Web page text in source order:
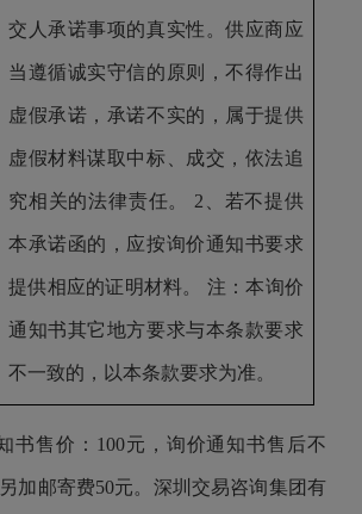
交人承诺事项的真实性。供应商应
当遵循诚实守信的原则，不得作出
虚假承诺，承诺不实的，属于提供
虚假材料谋取中标、成交，依法追
究相关的法律责任。 2、若不提供
本承诺函的，应按询价通知书要求
提供相应的证明材料。 注：本询价
通知书其它地方要求与本条款要求
不一致的，以本条款要求为准。
售价：100元，询价通知书售后不
加邮寄费50元。深圳交易咨询集团有